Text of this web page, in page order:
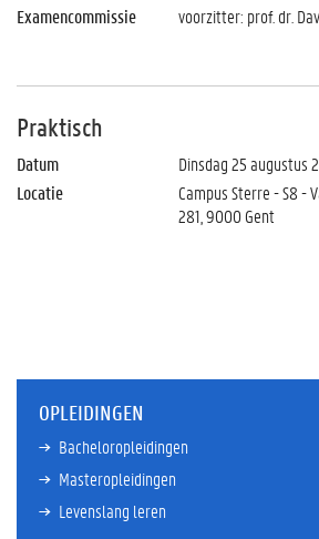
Examencommissie
voorzitter: prof. dr.
Praktisch
Datum
Dinsdag 25 augustus
Locatie
Campus Sterre - S8 -
281, 9000 Gent
OPLEIDINGEN
Bacheloropleidingen
Masteropleidingen
Levenslang leren